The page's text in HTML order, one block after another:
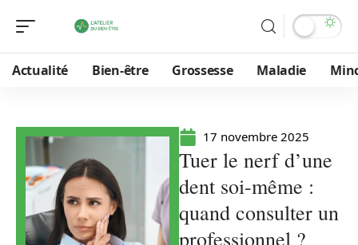
Actualité Bien-être Grossesse Maladie
17 novembre 2025
Tuer le nerf d’une
dent soi-même :
quand consulter un
professionnel ?